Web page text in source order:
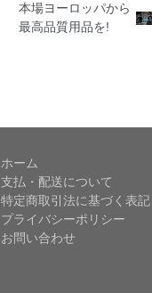
本場ヨーロッパから
最高品質用品を!
ホーム
支払・配送について
特定商取引法に基づく表記
プライバシーポリシー
お問い合わせ